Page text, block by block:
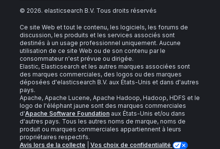
© 2026. elasticsearch B.V. Tous droits réservés
Ce site Web et tout le contenu, les logiciels, les forums de
discussion, les produits et les services associés sont
destinés à un usage professionnel uniquement. Aucune
utilisation de ce site Web ou de son contenu par le
consommateur n'est prévue ou dirigée.
Elastic, Elasticsearch et les autres marques associées sont
des marques commerciales, des logos ou des marques
déposées d'elasticsearch B.V. aux États-Unis et dans d'autres
pays.
Apache, Apache Lucene, Apache Hadoop, Hadoop, HDFS et le
logo de l'éléphant jaune sont des marques commerciales
d'Apache Software Foundation aux États-Unis et/ou dans
d'autres pays. Tous les autres noms de marque, noms de
produit ou marques commerciales appartiennent à leurs
propriétaires respectifs.
Avis lors de la collecte
Vos choix de confidentialité